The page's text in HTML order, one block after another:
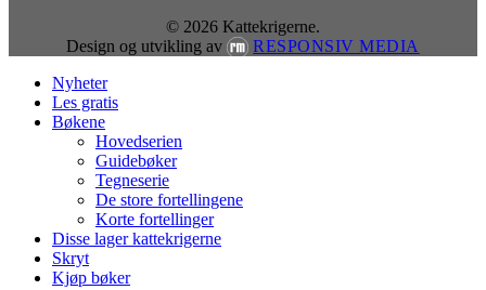
© 2026 Kattekrigerne.
Design og utvikling av
RESPONSIV MEDIA
Close
Menu
Nyheter
Les gratis
Bøkene
Hovedserien
Guidebøker
Tegneserie
De store fortellingene
Korte fortellinger
Disse lager kattekrigerne
Skryt
Kjøp bøker